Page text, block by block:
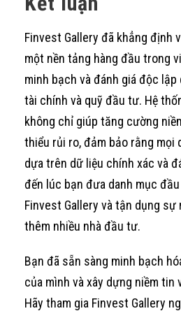
Finvest Gallery đã khẳng định
một nền tảng hàng đầu trong
minh bạch và đánh giá độc
tài chính và quỹ đầu tư. Hệ
không chỉ giúp tăng cường
thiểu rủi ro, đảm bảo rằng mọi
dựa trên dữ liệu chính xác và
đến lúc bạn đưa danh mục
Finvest Gallery và tận dụng
thêm nhiều nhà đầu tư.
Bạn đã sẵn sàng minh bạch
của mình và xây dựng niềm tin
Hãy tham gia Finvest Gallery